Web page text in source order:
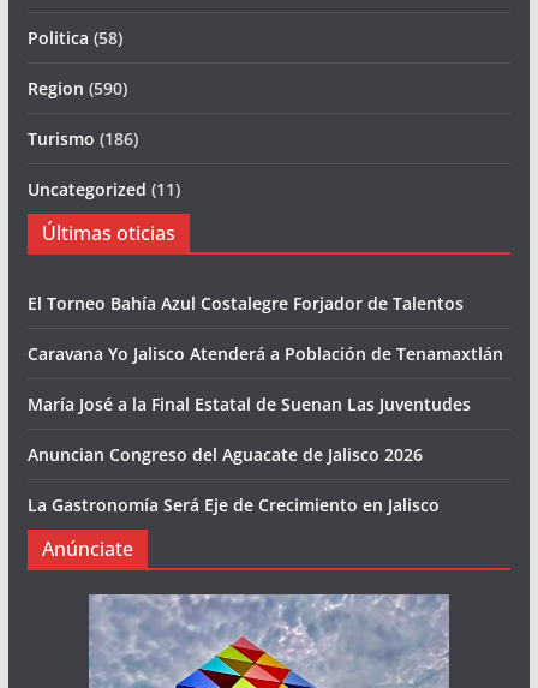
Politica (58)
Region (590)
Turismo (186)
Uncategorized (11)
Últimas oticias
El Torneo Bahía Azul Costalegre Forjador de Talentos
Caravana Yo Jalisco Atenderá a Población de Tenamaxtlán
María José a la Final Estatal de Suenan Las Juventudes
Anuncian Congreso del Aguacate de Jalisco 2026
La Gastronomía Será Eje de Crecimiento en Jalisco
Anúnciate